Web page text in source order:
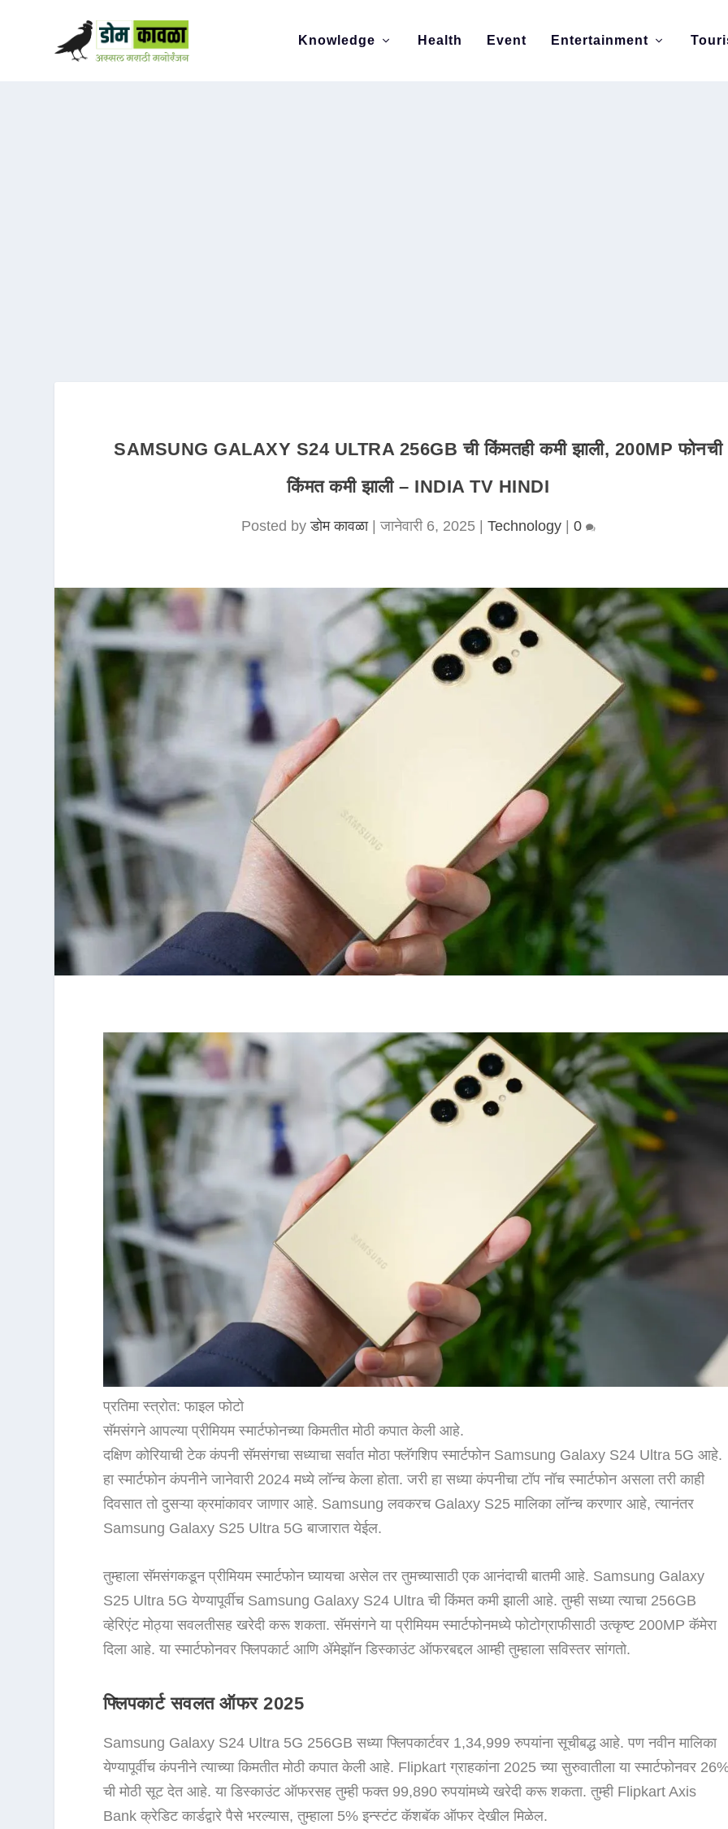
Knowledge Health Event Entertainment
SAMSUNG GALAXY S24 ULTRA 256GB ची किंमतही कमी झाली, 200MP फोनची
किंमत कमी झाली – INDIA TV HINDI
Posted byडोम कावळा|जानेवारी 6, 2025| Technology| 0
प्रतिमा स्त्रोत: फाइल फोटो
सॅमसंगने आपल्या प्रीमियम स्मार्टफोनच्या किमतीत मोठी कपात केली आहे.
दक्षिण कोरियाची टेक कंपनी सॅमसंगचा सध्याचा सर्वात मोठा फ्लॅगशिप स्मार्टफोन Samsung Galaxy S24 Ultra 5G आहे.
हा स्मार्टफोन कंपनीने जानेवारी 2024 मध्ये लॉन्च केला होता. जरी हा सध्या कंपनीचा टॉप नॉच स्मार्टफोन असला तरी काही
दिवसात तो दुसऱ्या क्रमांकावर जाणार आहे. Samsung लवकरच Galaxy S25 मालिका लॉन्च करणार आहे, त्यानंतर
Samsung Galaxy S25 Ultra 5G बाजारात येईल.
तुम्हाला सॅमसंगकडून प्रीमियम स्मार्टफोन घ्यायचा असेल तर तुमच्यासाठी एक आनंदाची बातमी आहे. Samsung Galaxy
S25 Ultra 5G येण्यापूर्वीच Samsung Galaxy S24 Ultra ची किंमत कमी झाली आहे. तुम्ही सध्या त्याचा 256GB
व्हेरिएंट मोठ्या सवलतीसह खरेदी करू शकता. सॅमसंगने या प्रीमियम स्मार्टफोनमध्ये फोटोग्राफीसाठी उत्कृष्ट 200MP कॅमेरा
दिला आहे. या स्मार्टफोनवर फ्लिपकार्ट आणि ॲमेझॉन डिस्काउंट ऑफरबद्दल आम्ही तुम्हाला सविस्तर सांगतो.
फ्लिपकार्ट सवलत ऑफर 2025
Samsung Galaxy S24 Ultra 5G 256GB सध्या फ्लिपकार्टवर 1,34,999 रुपयांना सूचीबद्ध आहे. पण नवीन मालिका
येण्यापूर्वीच कंपनीने त्याच्या किमतीत मोठी कपात केली आहे. Flipkart ग्राहकांना 2025 च्या सुरुवातीला या स्मार्टफोनवर
ची मोठी सूट देत आहे. या डिस्काउंट ऑफरसह तुम्ही फक्त 99,890 रुपयांमध्ये खरेदी करू शकता. तुम्ही Flipkart Axis
Bank क्रेडिट कार्डद्वारे पैसे भरल्यास, तुम्हाला 5% इन्स्टंट कॅशबॅक ऑफर देखील मिळेल.